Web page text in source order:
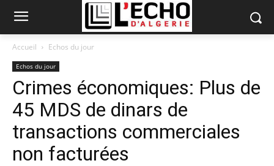
Accueil Echos du jour
Echos du jour
Crimes économiques: Plus de
45 MDS de dinars de
transactions commerciales
non facturées